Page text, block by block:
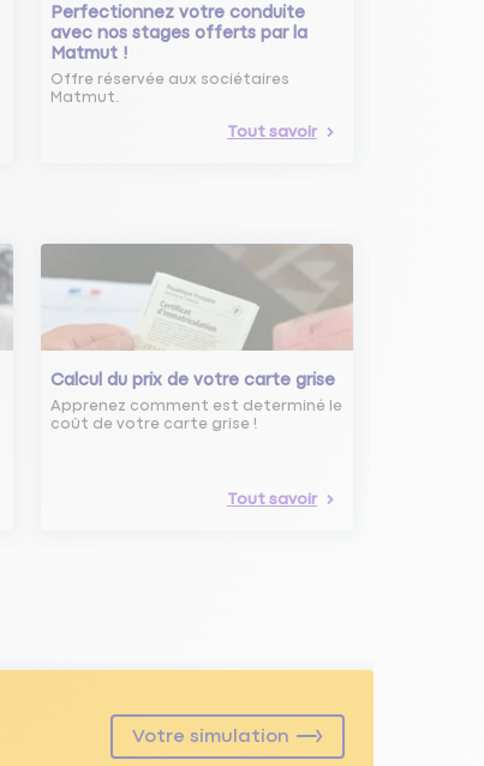
Perfectionnez votre conduite
avec nos stages offerts par la
Matmut !
Offre réservée aux sociétaires
Matmut.
Tout savoir
Calcul du prix de votre carte grise
Apprenez comment est determiné le
coût de votre carte grise !
Tout savoir
Votre simulation